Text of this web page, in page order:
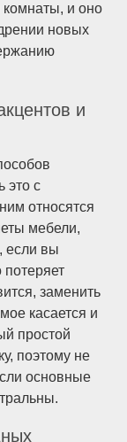
комнаты, и оно
новых
и
это с
относятся
мебели,
если вы
заменить
касается и
простой
поэтому не
основные